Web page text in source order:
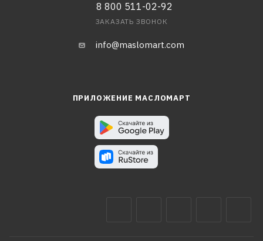
8 800 511-02-92
ЗАКАЗАТЬ ЗВОНОК
info@maslomart.com
ПРИЛОЖЕНИЕ МАСЛОМАРТ